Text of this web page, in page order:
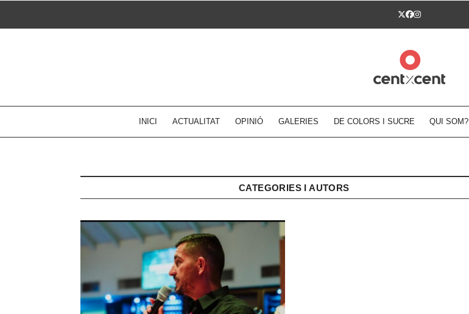
Twitter
Facebook
Instagram
INICI ACTUALITAT OPINIÓ GALERIES DE COLORS I SUCRE QUI SOM?
CATEGORIES I AUTORS